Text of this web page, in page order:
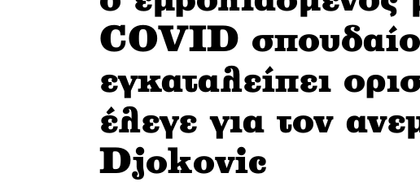
COVID
εγκαταλείπει
έλεγε για τον
Djokovic